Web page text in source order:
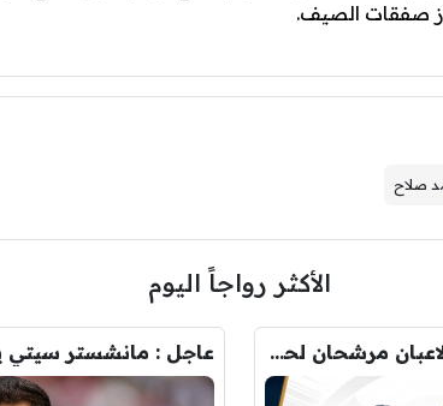
صفقات الصيف.
صلاح
الأكثر رواجاً اليوم
بعد ضياع صفقة رودري.. لاعبان مرشحان لحل أزمة ريال مدريد